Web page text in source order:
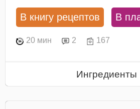
В книгу рецептов В
20 мин 2 167
Ингредиенты